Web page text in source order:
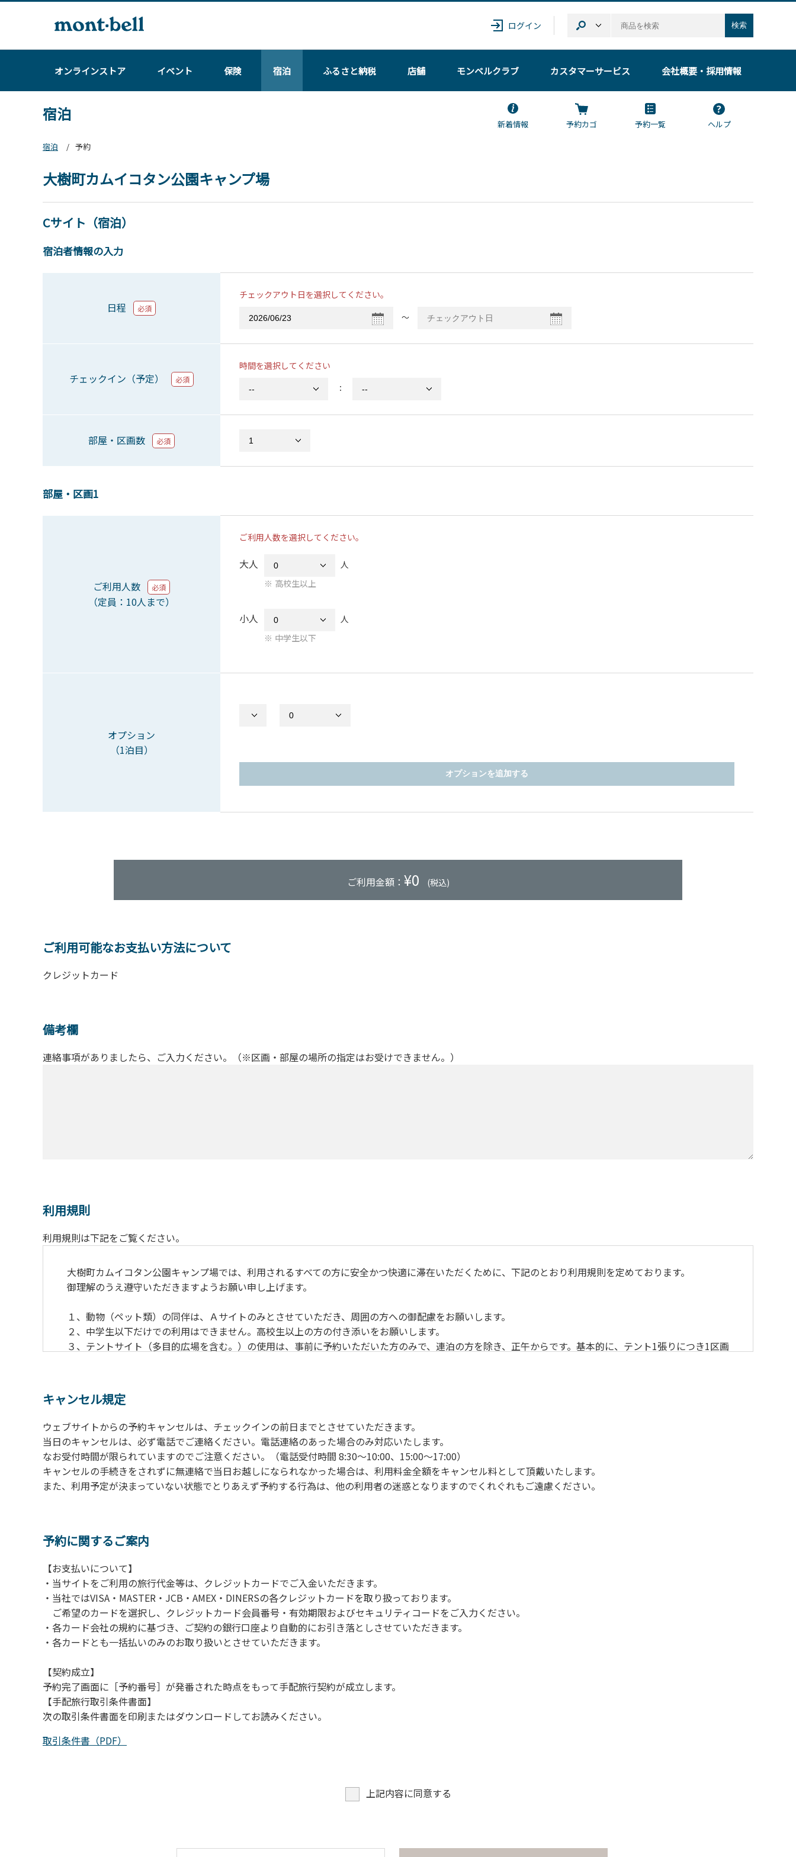
ログイン 検索
オンラインストア イベント 保険 宿泊 ふるさと納税 店舗 モンベルクラブ カスタマーサービス 会社概要・採用情報
宿泊
新着情報 予約カゴ 予約一覧
ヘルプ
宿泊
予約
大樹町カムイコタン公園キャンプ場
Cサイト（宿泊）
宿泊者情報の入力
日程 必須
チェックアウト日を選択してください。
〜
チェックイン（予定） 必須
時間を選択してください
：
部屋・区画数 必須
部屋・区画1
ご利用人数 必須
（定員：10人まで）
ご利用人数を選択してください。
大人
人
高校生以上
小人
人
中学生以下
オプション
（1泊目）
オプションを追加する
ご利用金額： ¥0 (税込)
ご利用可能なお支払い方法について
クレジットカード
備考欄
連絡事項がありましたら、ご入力ください。（※区画・部屋の場所の指定はお受けできません。）
利用規則
利用規則は下記をご覧ください。
大樹町カムイコタン公園キャンプ場では、利用されるすべての方に安全かつ快適に滞在いただくために、下記のとおり利用規則を定めております。
御理解のうえ遵守いただきますようお願い申し上げます。
１、動物（ペット類）の同伴は、Ａサイトのみとさせていただき、周囲の方への御配慮をお願いします。
２、中学生以下だけでの利用はできません。高校生以上の方の付き添いをお願いします。
３、テントサイト（多目的広場を含む。）の使用は、事前に予約いただいた方のみで、連泊の方を除き、正午からです。基本的に、テント1張りにつき1区画
４、車両は、荷物の積み下ろし時以外は、駐車場にとめてください。
５、チェックアウトは、午前10時まで（日帰り使用の場合は午後5時まで）です。チェックインの手続きを行っていない方や使用人数が増えた場合は、必ず
手続きを行ってください。
６、ゴミは分別されたもののみ回収します。午前8時30分から午前10時までの間にゴミステーションに出してください。日帰り使用の方及び午前７時30分前
にチェックアウトする方は、お持ち帰りをお願いします。
【禁止事項】
カラオケ、発電機、地面での直火による焚き火、キャンプファイヤー、打ち上げ式花火、テントサウナの設置
当キャンプ場のそばを流れる歴舟川は、上流で雨が降ると短時間で増水し、川原で遊んでいると大変危険な状態になりやすく、過去にも増水により人が流
（１）川原にテントやタープを張らない。
（２）雨が降ったときは川原で遊ばない。
（３）カムイコタン公園キャンプ場で雨が降らなくても、上流で雨が降り急に増水することがあるので、水の濁りに注意し、濁り始めたときには直ちに川原
での遊びを中止する。
（４）キャンプ場の管理者や地元住民から川についての注意や警告があった場合は素直に耳を傾け、指示に従う。
キャンセル規定
ウェブサイトからの予約キャンセルは、チェックインの前日までとさせていただきます。
当日のキャンセルは、必ず電話でご連絡ください。電話連絡のあった場合のみ対応いたします。
なお受付時間が限られていますのでご注意ください。（電話受付時間 8:30～10:00、15:00～17:00）
キャンセルの手続きをされずに無連絡で当日お越しになられなかった場合は、利用料金全額をキャンセル料として頂戴いたします。
また、利用予定が決まっていない状態でとりあえず予約する行為は、他の利用者の迷惑となりますのでくれぐれもご遠慮ください。
予約に関するご案内
【お支払いについて】
・当サイトをご利用の旅行代金等は、クレジットカードでご入金いただきます。
・当社ではVISA・MASTER・JCB・AMEX・DINERSの各クレジットカードを取り扱っております。
ご希望のカードを選択し、クレジットカード会員番号・有効期限およびセキュリティコードをご入力ください。
・各カード会社の規約に基づき、ご契約の銀行口座より自動的にお引き落としさせていただきます。
・各カードとも一括払いのみのお取り扱いとさせていただきます。
【契約成立】
予約完了画面に［予約番号］が発番された時点をもって手配旅行契約が成立します。
【手配旅行取引条件書面】
次の取引条件書面を印刷またはダウンロードしてお読みください。
取引条件書（PDF）
上記内容に同意する